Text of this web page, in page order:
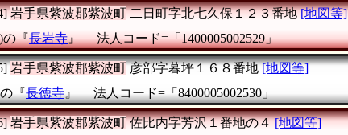
岩手県紫波郡紫波町二日町字北七久保１２３番地 [地図等]
の『長岩寺』 法人コード=「1400005002529」
岩手県紫波郡紫波町彦部字暮坪１６８番地 [地図等]
『長徳寺 』 法人コード=「8400005002530」
岩手県紫波郡紫波町佐比内字芳沢１番地の４ [地図等]